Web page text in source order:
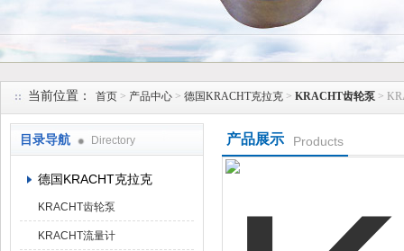
上海维特锐实业发展有限公司
当前位置： 首页 > 产品中心 > 德国KRACHT克拉克 > KRACHT齿轮泵 >
目录导航 Directory
德国KRACHT克拉克
KRACHT齿轮泵
KRACHT流量计
产品展示 Products